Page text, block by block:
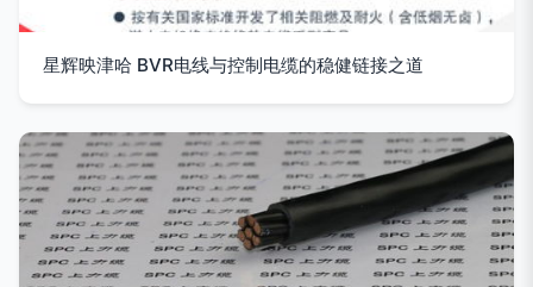
星辉映津哈 BVR电线与控制电缆的稳健链接之道